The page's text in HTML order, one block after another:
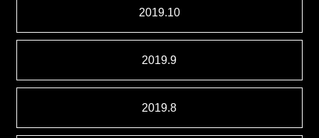
2019.10
2019.9
2019.8